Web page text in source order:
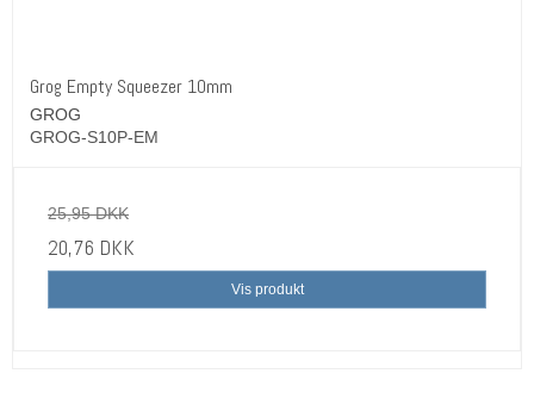
Grog Empty Squeezer 10mm
GROG
GROG-S10P-EM
25,95 DKK
20,76 DKK
Vis produkt